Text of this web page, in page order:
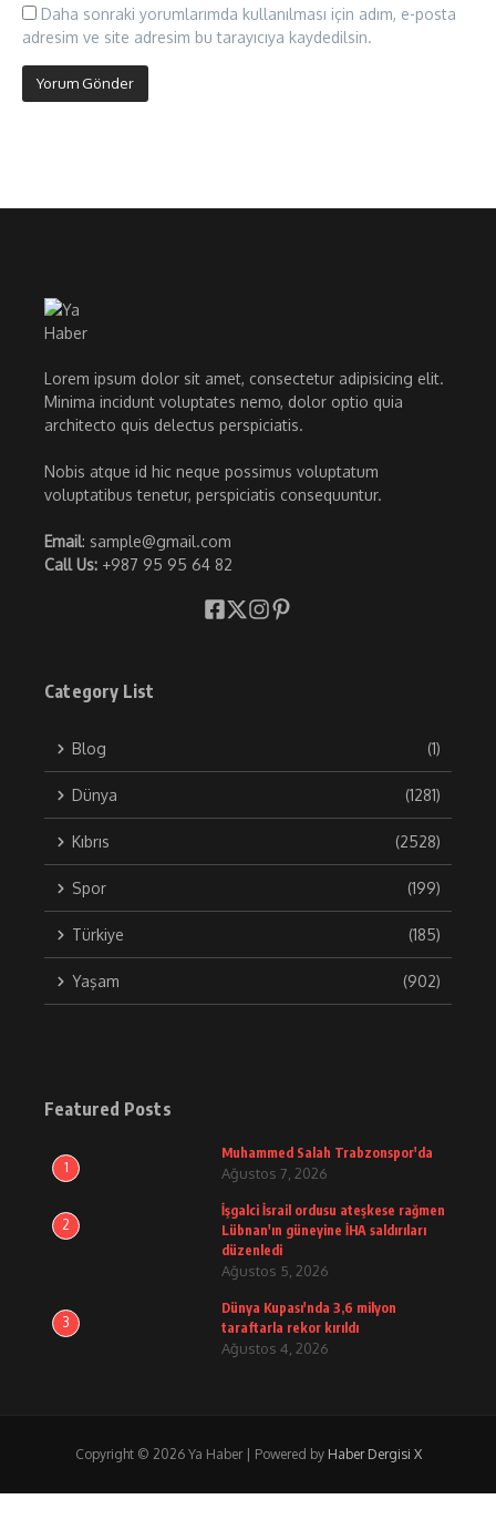
Daha sonraki yorumlarımda kullanılması için adım, e-posta
adresim ve site adresim bu tarayıcıya kaydedilsin.
Lorem ipsum dolor sit amet, consectetur adipisicing elit.
Minima incidunt voluptates nemo, dolor optio quia
architecto quis delectus perspiciatis.
Nobis atque id hic neque possimus voluptatum
voluptatibus tenetur, perspiciatis consequuntur.
Email: sample@gmail.com
Call Us: +987 95 95 64 82
Category List
Blog (1)
Dünya (1281)
Kıbrıs (2528)
Spor (199)
Türkiye (185)
Yaşam (902)
Featured Posts
1
Muhammed Salah Trabzonspor'da
Ağustos 7, 2026
2
İşgalci İsrail ordusu ateşkese rağmen
Lübnan'ın güneyine İHA saldırıları
düzenledi
Ağustos 5, 2026
3
Dünya Kupası'nda 3,6 milyon
taraftarla rekor kırıldı
Ağustos 4, 2026
Copyright © 2026 Ya Haber | Powered by Haber Dergisi X